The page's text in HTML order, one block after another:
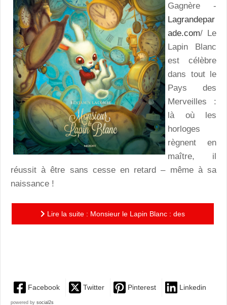
Gagnère -
Lagrandepar
ade.com/ Le
Lapin Blanc
est célèbre
dans tout le
Pays des
Merveilles :
là où les
horloges
règnent en
maître, il
réussit à être sans cesse en retard – même à sa
naissance !
Lire la suite : Monsieur le Lapin Blanc : des
Facebook Twitter Pinterest Linkedin
powered by social2s